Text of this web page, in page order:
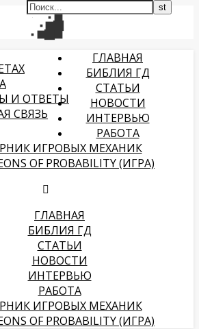
И ОТВЕТЫ
СВЯЗЬ
ГЛАВНАЯ
БИБЛИЯ ГД
СТАТЬИ
НОВОСТИ
ИНТЕРВЬЮ
РАБОТА
ИГРОВЫХ МЕХАНИК
OF PROBABILITY (ИГРА)
ГЛАВНАЯ
БИБЛИЯ ГД
СТАТЬИ
НОВОСТИ
ИНТЕРВЬЮ
РАБОТА
ИГРОВЫХ МЕХАНИК
OF PROBABILITY (ИГРА)